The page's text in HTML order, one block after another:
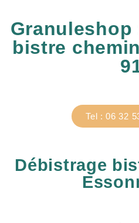
Granuleshop
bistre
Tel : 06 32
Débistrage